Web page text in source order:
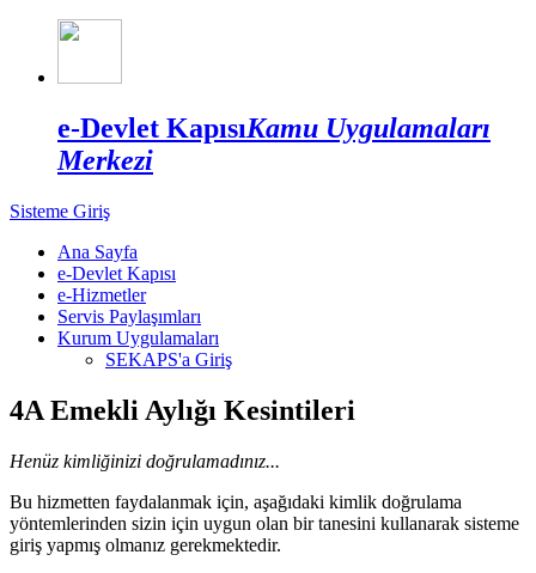
e-Devlet KapısıKamu Uygulamaları
Merkezi
Sisteme Giriş
Ana Sayfa
e-Devlet Kapısı
e-Hizmetler
Servis Paylaşımları
Kurum Uygulamaları
SEKAPS'a Giriş
4A Emekli Aylığı Kesintileri
Henüz kimliğinizi doğrulamadınız...
Bu hizmetten faydalanmak için, aşağıdaki kimlik doğrulama
yöntemlerinden sizin için uygun olan bir tanesini kullanarak sisteme
giriş yapmış olmanız gerekmektedir.